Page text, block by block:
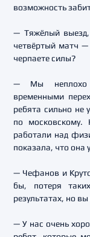
возможность
— Тяжёлый выезд,
четвёртый матч —
черпаете силы?
— Мы неплохо
временными
ребята сильно не
по
работали над
показала, что она
— Чефанов и
бы, потеря
результатах, но
— У нас очень